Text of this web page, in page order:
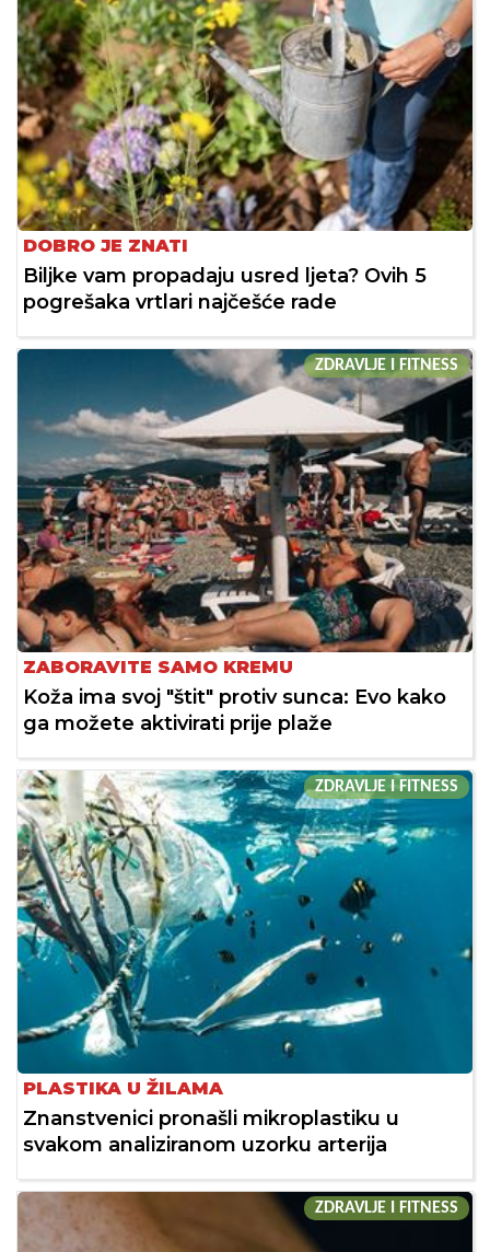
DOBRO JE ZNATI
Biljke vam propadaju usred ljeta? Ovih 5
pogrešaka vrtlari najčešće rade
ZDRAVLJE I FITNESS
ZABORAVITE SAMO KREMU
Koža ima svoj "štit" protiv sunca: Evo kako
ga možete aktivirati prije plaže
ZDRAVLJE I FITNESS
PLASTIKA U ŽILAMA
Znanstvenici pronašli mikroplastiku u
svakom analiziranom uzorku arterija
ZDRAVLJE I FITNESS